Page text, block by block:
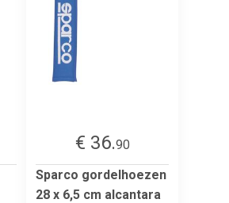
€ 36.90
Sparco gordelhoezen
28 x 6,5 cm alcantara